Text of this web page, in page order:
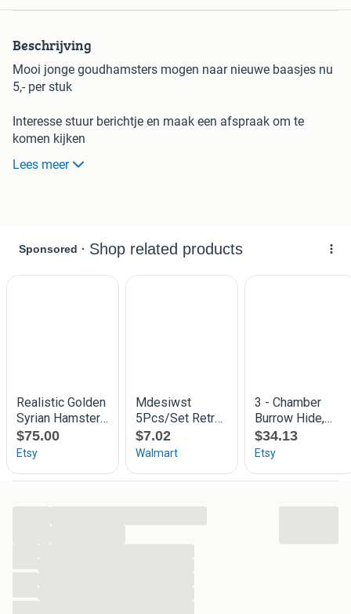
Beschrijving
Mooi jonge goudhamsters mogen naar nieuwe baasjes nu
5,- per stuk
Interesse stuur berichtje en maak een afspraak om te
komen kijken
De hamster die echt tam kunt maken de goudhamsters
De enige dwerghamsters die je mag hebben is de Chinese
dwerghamster die heeft klein staartje lijkt op een muis
Lees meer